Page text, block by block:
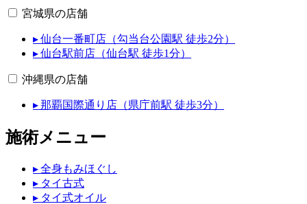
宮城県の店舗
▸ 仙台一番町店（勾当台公園駅 徒歩2分）
▸ 仙台駅前店（仙台駅 徒歩1分）
沖縄県の店舗
▸ 那覇国際通り店（県庁前駅 徒歩3分）
施術メニュー
▸ 全身もみほぐし
▸ タイ古式
▸ タイ式オイル